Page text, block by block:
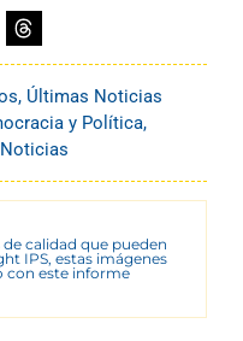
, Últimas Noticias
y Política,
calidad que pueden
IPS, estas imágenes
con este informe